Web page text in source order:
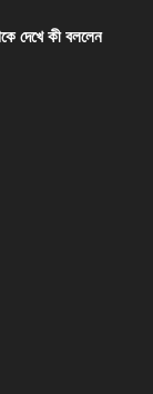
দেখে কী বললেন